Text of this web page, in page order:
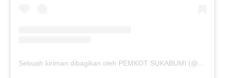
Sebuah kiriman dibagikan oleh PEMKOT SUKABUMI (@pemkotsukabumi_)